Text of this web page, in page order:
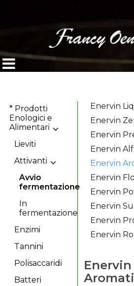
* Prodotti
Enologici e
Alimentari
Lieviti
Attivanti
Avvio
fermentazione
In
fermentazione
Enzimi
Tannini
Polisaccaridi
Batteri
Enervin
Enervin
Enervin
Enervin
Enervin
Enervin
Enervin
Enervin
Enervin
Enervin
Enervin